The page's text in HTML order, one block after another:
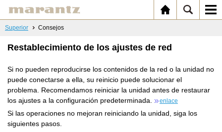
Superior Consejos
Restablecimiento de los ajustes de red
Si no pueden reproducirse los contenidos de la red o la unidad no
puede conectarse a ella, su reinicio puede solucionar el
problema. Recomendamos reiniciar la unidad antes de restaurar
los ajustes a la configuración predeterminada.
enlace
Si las operaciones no mejoran reiniciando la unidad, siga los
siguientes pasos.